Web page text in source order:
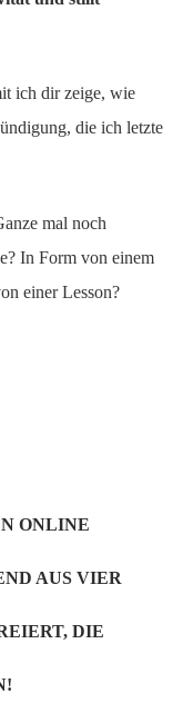
ich dir zeige, wie
die ich letzte
mal noch
In Form von einem
einer Lesson?
ONLINE
AUS VIER
DIE